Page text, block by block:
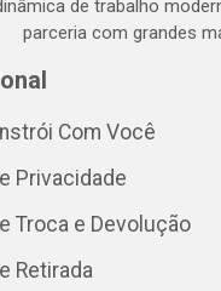
de trabalho
parceria com grandes
Com Você
Privacidade
Troca e Devolução
Retirada